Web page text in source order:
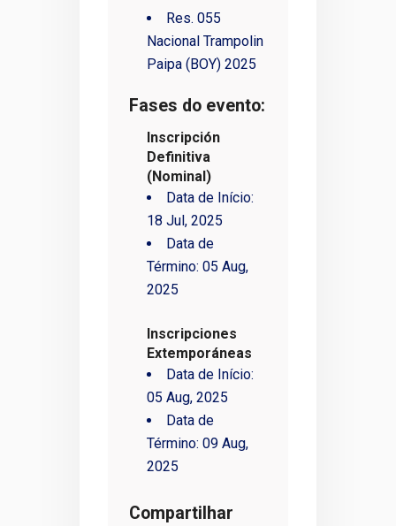
Res. 055
Nacional Trampolin
Paipa (BOY) 2025
Fases do evento:
Inscripción
Definitiva
(Nominal)
Data de Início:
18 Jul, 2025
Data de
Término: 05 Aug,
2025
Inscripciones
Extemporáneas
Data de Início:
05 Aug, 2025
Data de
Término: 09 Aug,
2025
Compartilhar